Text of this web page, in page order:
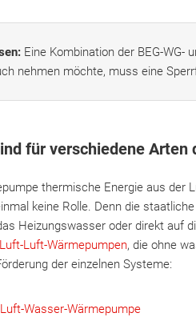
Eine Kombination der BEG-WG-
nehmen möchte, muss eine
für verschiedene Arten
thermische Energie aus
keine Rolle. Denn die
Heizungswasser oder direkt auf
Luft-Luft-Wärmepumpen, die ohne
der einzelnen Systeme:
Wasser-Wärmepumpe